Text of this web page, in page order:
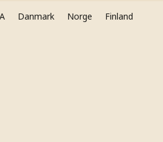
Danmark Norge Finland